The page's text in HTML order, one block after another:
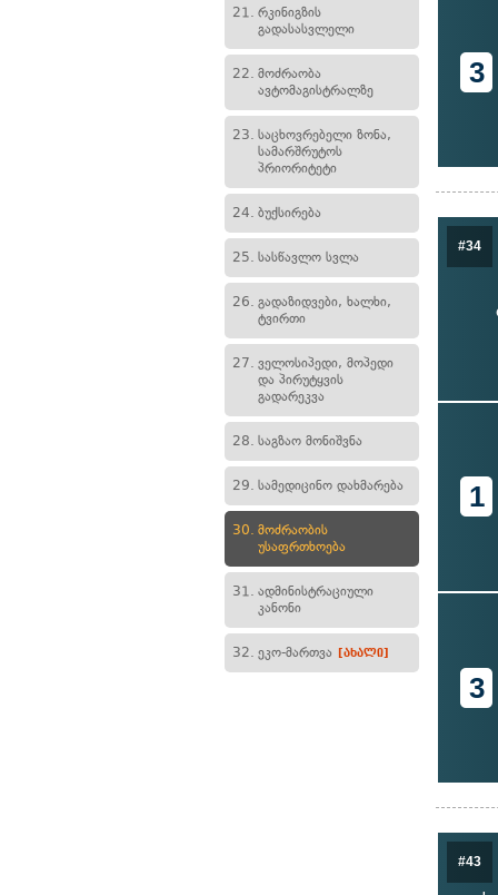
21. რკინიგზის
გადასასვლელი
22. მოძრაობა
ავტომაგისტრალზე
23. საცხოვრებელი ზონა,
სამარშრუტოს
პრიორიტეტი
24. ბუქსირება
25. სასწავლო სვლა
26. გადაზიდვები, ხალხი,
ტვირთი
27. ველოსიპედი, მოპედი
და პირუტყვის
გადარეკვა
28. საგზაო მონიშვნა
29. სამედიცინო დახმარება
30. მოძრაობის
უსაფრთხოება
31. ადმინისტრაციული
კანონი
32. ეკო-მართვა [ახალი]
3
#34
1
3
#43